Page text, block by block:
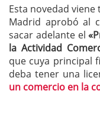
Esta novedad
Madrid aprobó al
sacar adelante el
la Actividad
que cuya principal
deba tener una
un comercio en la